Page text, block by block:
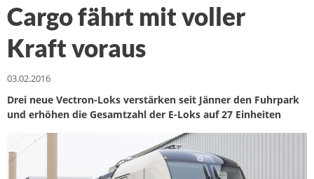
Cargo fährt mit voller
Kraft voraus
03.02.2016
Drei neue Vectron-Loks verstärken seit Jänner den Fuhrpark
und erhöhen die Gesamtzahl der E-Loks auf 27 Einheiten